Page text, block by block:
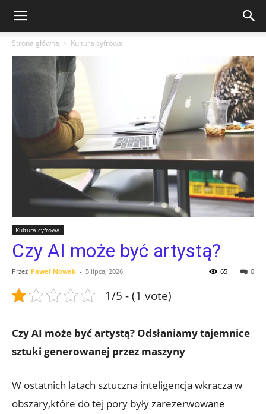
Strona główna Kultura cyfrowa
Kultura cyfrowa
Czy AI może być artystą?
Przez Paweł Nowak - 5 lipca, 2026 0
65
1/5 - (1 vote)
Czy AI może być artystą? Odsłaniamy tajemnice
sztuki generowanej przez maszyny
W ostatnich latach sztuczna inteligencja wkracza w
obszary,które do tej pory były zarezerwowane